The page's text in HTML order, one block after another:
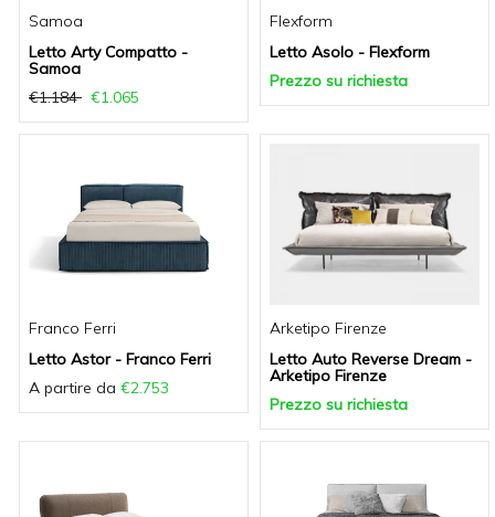
Samoa
Letto Arty Compatto -
Samoa
€1.184
€1.065
Flexform
Letto Asolo - Flexform
Prezzo su richiesta
Franco Ferri
Letto Astor - Franco Ferri
A partire da €2.753
Arketipo Firenze
Letto Auto Reverse Dream -
Arketipo Firenze
Prezzo su richiesta